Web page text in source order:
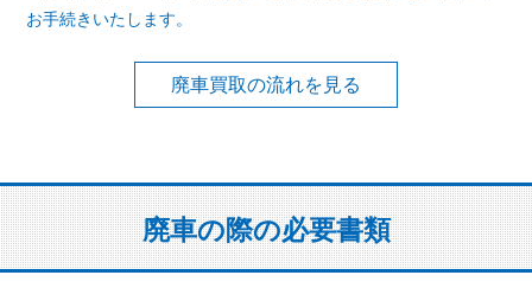
お手続きいたします。
廃車買取の流れを見る
廃車の際の必要書類